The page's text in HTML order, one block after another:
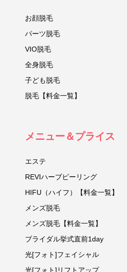
お顔脱毛
パーツ脱毛
VIO脱毛
全身脱毛
子ども脱毛
脱毛【料金一覧】
メニュー＆プライス
エステ
REVIハーブピーリング
HIFU（ハイフ）【料金一覧】
メンズ脱毛
メンズ脱毛【料金一覧】
ブライダル挙式直前1day
光[フォト]フェイシャル
光[フォト]リフトアップ